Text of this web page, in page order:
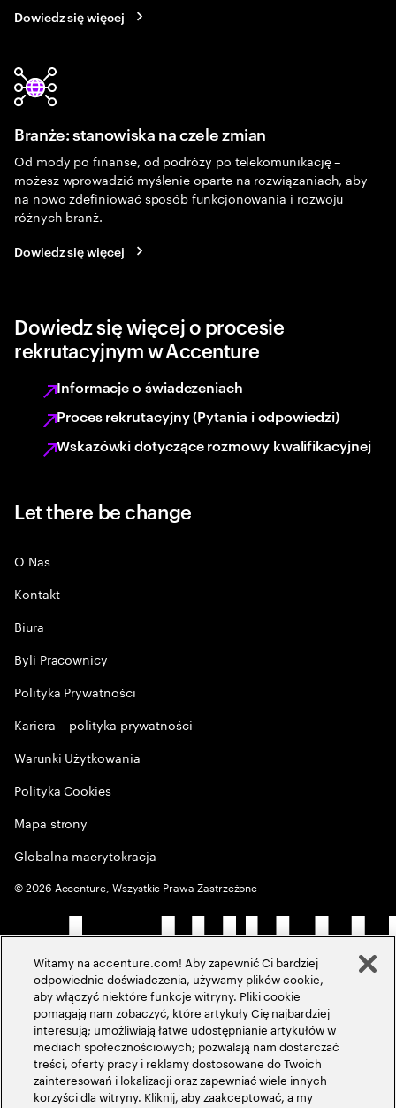
Dowiedz się więcej
Branże: stanowiska na czele zmian
Od mody po finanse, od podróży po telekomunikację –
możesz wprowadzić myślenie oparte na rozwiązaniach, aby
na nowo zdefiniować sposób funkcjonowania i rozwoju
różnych branż.
Dowiedz się więcej
Dowiedz się więcej o procesie
rekrutacyjnym w Accenture
Informacje o świadczeniach
Proces rekrutacyjny (Pytania i odpowiedzi)
Wskazówki dotyczące rozmowy kwalifikacyjnej
Let there be change
O Nas
Kontakt
Biura
Byli Pracownicy
Polityka Prywatności
Kariera – polityka prywatności
Warunki Użytkowania
Polityka Cookies
Mapa strony
Globalna maerytokracja
©2026 Accenture, Wszystkie Prawa Zastrzeżone
Witamy na accenture.com! Aby zapewnić Ci bardziej
odpowiednie doświadczenia, używamy plików cookie,
aby włączyć niektóre funkcje witryny. Pliki cookie
pomagają nam zobaczyć, które artykuły Cię najbardziej
interesują; umożliwiają łatwe udostępnianie artykułów w
mediach społecznościowych; pozwalają nam dostarczać
treści, oferty pracy i reklamy dostosowane do Twoich
zainteresowań i lokalizacji oraz zapewniać wiele innych
korzyści dla witryny. Kliknij, aby zaakceptować, a my